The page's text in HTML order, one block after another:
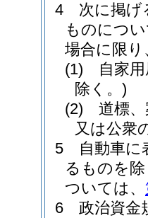
4
次に掲げ
ものにつ
場合に限り
(1)
自家
除く。)
(2)
道標
又は公衆
5
自動車に
るものを
ついては、
6
政治資金